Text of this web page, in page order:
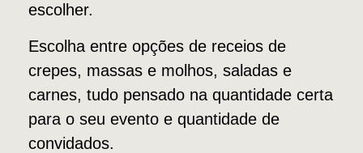
escolher.
Escolha entre opções de receios de
crepes, massas e molhos, saladas e
carnes, tudo pensado na quantidade certa
para o seu evento e quantidade de
convidados.